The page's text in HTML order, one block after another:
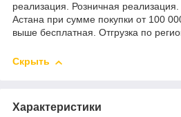
реализация. Розничная
Астана при сумме покупки от 100
выше бесплатная. Отгрузка по
Скрыть
Характеристики